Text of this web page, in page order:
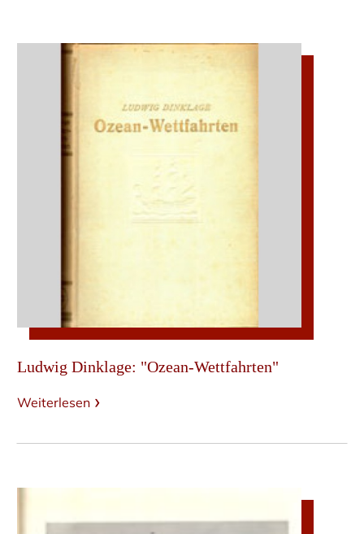
Ludwig Dinklage: "Ozean-Wettfahrten"
Weiterlesen